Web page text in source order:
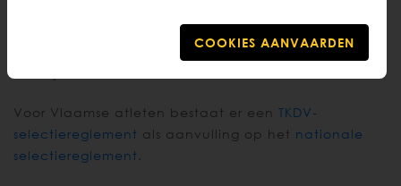
is deelname aan een Europees- en/of
Wereldkampioenschap. Om je hiervoor te selecteren
Voor Vlaamse atleten bestaat er een TKDV-
selectiereglement als aanvulling op het nationale
selectiereglement